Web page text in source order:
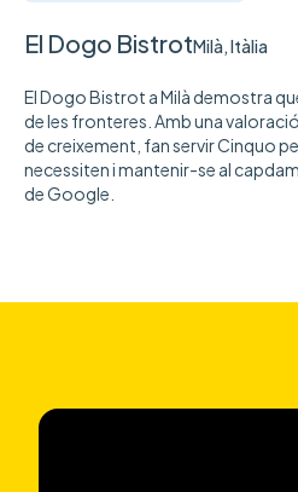
El Dogo BistrotMilà, Itàlia
El Dogo Bistrot a Milà demostra
de les fronteres. Amb una
de creixement, fan servir Cinquo
necessiten i mantenir-se al
de Google.